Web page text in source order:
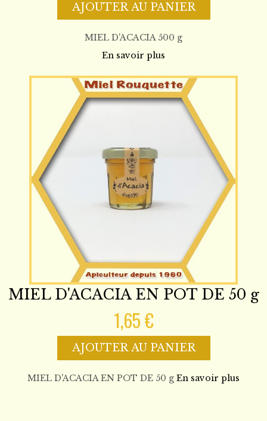
AJOUTER AU PANIER
MIEL D'ACACIA 500 g
En savoir plus
MIEL D'ACACIA EN POT DE 50 g
1,65 €
AJOUTER AU PANIER
MIEL D'ACACIA EN POT DE 50 g En savoir plus